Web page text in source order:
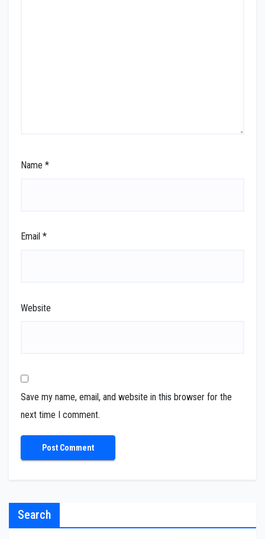
Name *
Email *
Website
Save my name, email, and website in this browser for the
next time I comment.
Search